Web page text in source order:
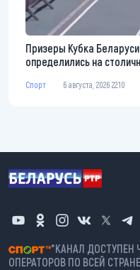
Призеры Кубка
определились на
Спорт 6 августа, 2026 22:10
*КАНАЛ ДОСТУПЕН
ОПЕРАТОРОВ ПО ВСЕЙ